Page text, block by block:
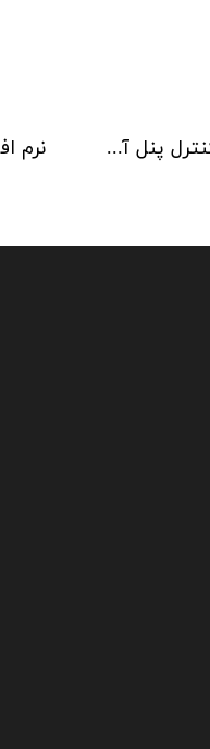
کنترل پنل آدرس پذیر Kentec مدل Taktis 6 Loop